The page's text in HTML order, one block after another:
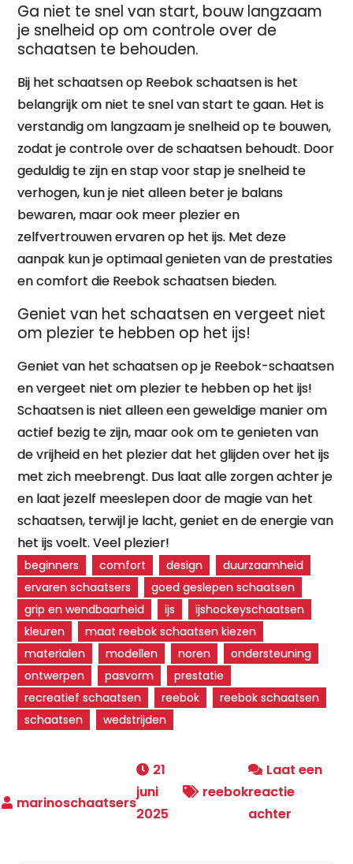
Ga niet te snel van start, bouw langzaam
je snelheid op om controle over de
schaatsen te behouden.
Bij het schaatsen op Reebok schaatsen is het
belangrijk om niet te snel van start te gaan. Het is
verstandig om langzaam je snelheid op te bouwen,
zodat je controle over de schaatsen behoudt. Door
geduldig te zijn en stap voor stap je snelheid te
verhogen, kun je niet alleen beter je balans
bewaren, maar ook meer plezier en
zelfvertrouwen ervaren op het ijs. Met deze
aanpak kun je optimaal genieten van de prestaties
en comfort die Reebok schaatsen bieden.
Geniet van het schaatsen en vergeet niet
om plezier te hebben op het ijs!
Geniet van het schaatsen op je Reebok-schaatsen
en vergeet niet om plezier te hebben op het ijs!
Schaatsen is niet alleen een geweldige manier om
actief bezig te zijn, maar ook om te genieten van
de vrijheid en het plezier dat het glijden over het ijs
met zich meebrengt. Dus laat alle zorgen achter je
en laat jezelf meeslepen door de magie van het
schaatsen, terwijl je lacht, geniet en de energie van
het ijs voelt. Veel plezier!
beginners comfort design
duurzaamheid
ervaren schaatsers
goed geslepen schaatsen
grip en wendbaarheid
ijs
ijshockeyschaatsen
kleuren
maat reebok schaatsen kiezen
materialen
modellen noren
ondersteuning
ontwerpen
pasvorm
prestatie
recreatief schaatsen
reebok
reebok schaatsen
schaatsen
wedstrijden
21
juni
2025
reebok
Laat een
reactie
achterop